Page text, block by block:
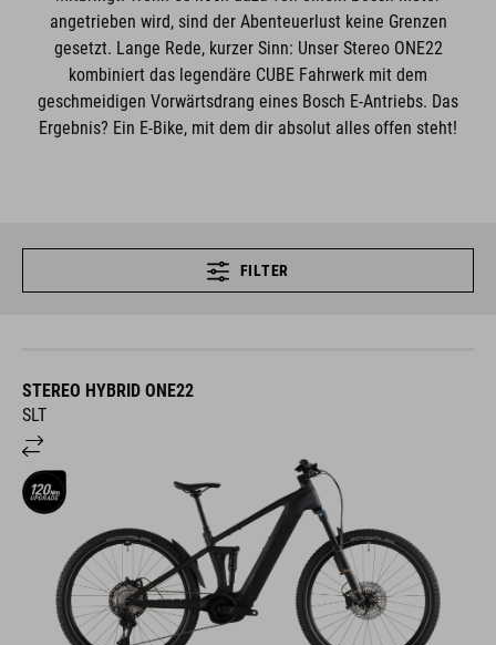
angetrieben wird, sind der Abenteuerlust keine Grenzen
gesetzt. Lange Rede, kurzer Sinn: Unser Stereo ONE22
kombiniert das legendäre CUBE Fahrwerk mit dem
geschmeidigen Vorwärtsdrang eines Bosch E-Antriebs. Das
Ergebnis? Ein E-Bike, mit dem dir absolut alles offen steht!
FILTER
STEREO HYBRID ONE22
SLT